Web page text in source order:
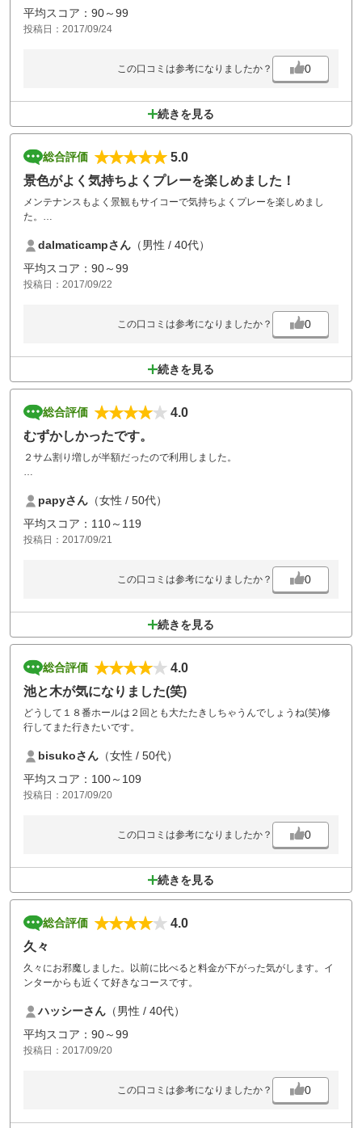
平均スコア：90～99
投稿日：2017/09/24
この口コミは参考になりましたか？ 0
続きを見る
総合評価
5.0
景色がよく気持ちよくプレーを楽しめました！
メンテナンスもよく景観もサイコーで気持ちよくプレーを楽しめまし
た。
ます。
食事も満足、お風呂も満足、プレーも満足で最高の一日を過ごさせて頂
きました。
dalmaticampさん （男性 / 40代）
平均スコア：90～99
投稿日：2017/09/22
この口コミは参考になりましたか？ 0
続きを見る
総合評価
4.0
むずかしかったです。
２サム割り増しが半額だったので利用しました。
となくスイスイプレーできたのが良かったです。
普段、２サム割り増しの値段が高いのが残念です。
papyさん （女性 / 50代）
平均スコア：110～119
投稿日：2017/09/21
この口コミは参考になりましたか？ 0
続きを見る
総合評価
4.0
池と木が気になりました(笑)
どうして１８番ホールは２回とも大たたきしちゃうんでしょうね(笑)修
行してまた行きたいです。
bisukoさん （女性 / 50代）
平均スコア：100～109
投稿日：2017/09/20
この口コミは参考になりましたか？ 0
続きを見る
総合評価
4.0
久々
久々にお邪魔しました。以前に比べると料金が下がった気がします。イ
ンターからも近くて好きなコースです。
ハッシーさん （男性 / 40代）
平均スコア：90～99
投稿日：2017/09/20
この口コミは参考になりましたか？ 0